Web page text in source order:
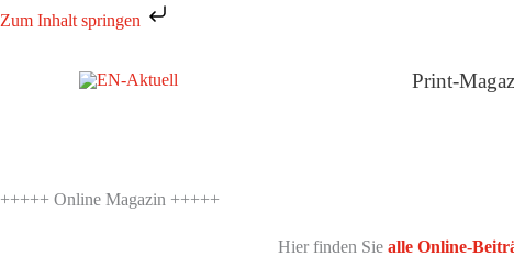
Zum Inhalt springen
Zum
Print-
+++++ Online Magazin +++++
Hier finden Sie alle Online-